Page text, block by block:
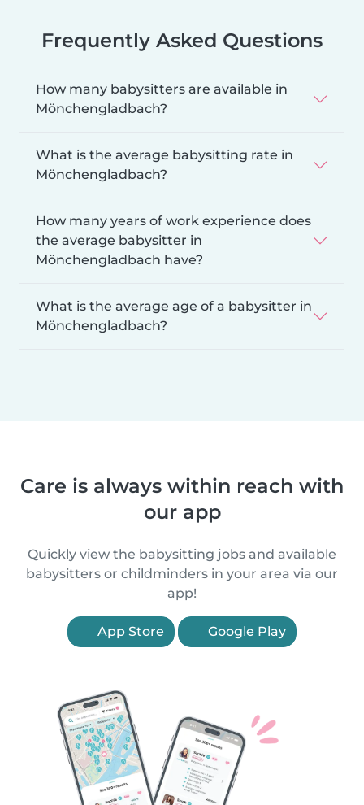
Frequently Asked Questions
How many babysitters are available in
Mönchengladbach?
What is the average babysitting rate in
Mönchengladbach?
How many years of work experience does
the average babysitter in
Mönchengladbach have?
What is the average age of a babysitter in
Mönchengladbach?
Care is always within reach with
our app
Quickly view the babysitting jobs and available
babysitters or childminders in your area via our
app!
App Store Google Play